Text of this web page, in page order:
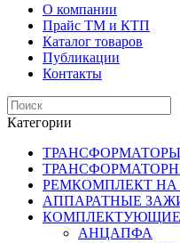
О компании
Прайс TM и КТП
Каталог товаров
Публикации
Контакты
Категории
РЕМКОМПЛЕКТ НА
АППАРАТНЫЕ
КОМПЛЕКТУЮЩИЕ
АНЦАПФА